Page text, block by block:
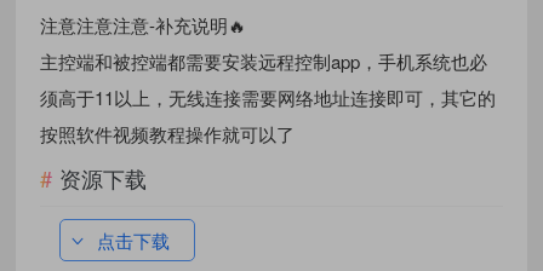
注意注意注意-补充说明🔥
主控端和被控端都需要安装远程控制app，手机系统也必
须高于11以上，无线连接需要网络地址连接即可，其它的
按照软件视频教程操作就可以了
资源下载
点击下载